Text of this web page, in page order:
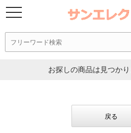
お探しの商品は見つか
戻る